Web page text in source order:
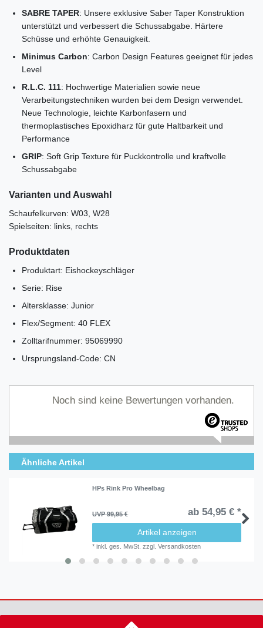
SABRE TAPER: Unsere exklusive Saber Taper Konstruktion
unterstützt und verbessert die Schussabgabe. Härtere
Schüsse und erhöhte Genauigkeit.
Minimus Carbon: Carbon Design Features geeignet für jedes
Level
R.L.C. 111: Hochwertige Materialien sowie neue
Verarbeitungstechniken wurden bei dem Design verwendet.
Neue Technologie, leichte Karbonfasern und
thermoplastisches Epoxidharz für gute Haltbarkeit und
Performance
GRIP: Soft Grip Texture für Puckkontrolle und kraftvolle
Schussabgabe
Varianten und Auswahl
Schaufelkurven: W03, W28
Spielseiten: links, rechts
Produktdaten
Produktart: Eishockeyschläger
Serie: Rise
Altersklasse: Junior
Flex/Segment: 40 FLEX
Zolltarifnummer: 95069990
Ursprungsland-Code: CN
Noch sind keine Bewertungen vorhanden.
Ähnliche Artikel
HPs Rink Pro Wheelbag
UVP 99,95 € ab 54,95 € *
Artikel anzeigen
*inkl. ges. MwSt. zzgl.Versandkosten